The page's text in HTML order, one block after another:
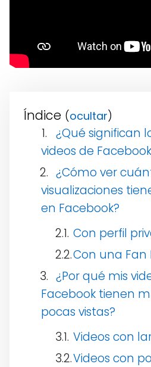
Índice ( )
¿Qué significan
videos de
¿Cómo ver
visualizaciones
en Facebook?
Con perfil
Con una Fan
¿Por qué mis
Facebook tienen
pocas vistas?
Videos con
Videos con